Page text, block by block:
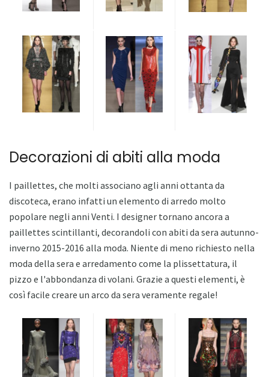
Decorazioni di abiti alla moda
I paillettes, che molti associano agli anni ottanta da
discoteca, erano infatti un elemento di arredo molto
popolare negli anni Venti. I designer tornano ancora a
paillettes scintillanti, decorandoli con abiti da sera autunno-
inverno 2015-2016 alla moda. Niente di meno richiesto nella
moda della sera e arredamento come la plissettatura, il
pizzo e l'abbondanza di volani. Grazie a questi elementi, è
così facile creare un arco da sera veramente regale!